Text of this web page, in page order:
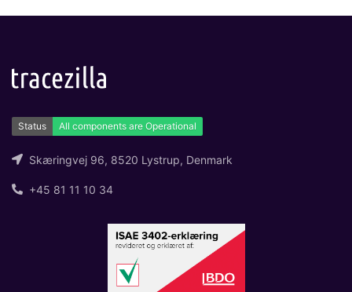
Skæringvej 96, 8520 Lystrup, Denmark
+45 81 11 10 34